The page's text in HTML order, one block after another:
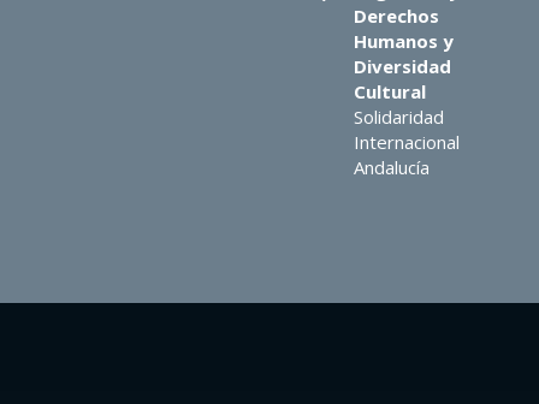
Derechos
Humanos y
Diversidad
Cultural
Solidaridad
Internacional
Andalucía